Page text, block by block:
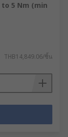
5 Nm (min
THB14,849.06/ชิ้น